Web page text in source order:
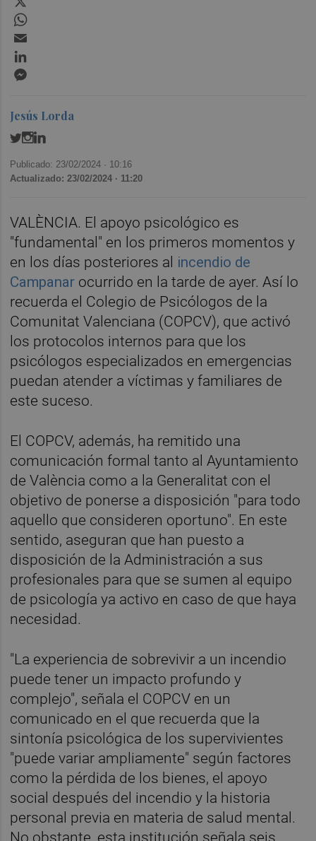
Jesús Lorda
Publicado: 23/02/2024 · 10:16
Actualizado: 23/02/2024 · 11:20
VALÈNCIA. El apoyo psicológico es
"fundamental" en los primeros momentos y
en los días posteriores al incendio de
Campanar ocurrido en la tarde de ayer. Así lo
recuerda el Colegio de Psicólogos de la
Comunitat Valenciana (COPCV), que activó
los protocolos internos para que los
psicólogos especializados en emergencias
puedan atender a víctimas y familiares de
este suceso.
El COPCV, además, ha remitido una
comunicación formal tanto al Ayuntamiento
de València como a la Generalitat con el
objetivo de ponerse a disposición "para todo
aquello que consideren oportuno". En este
sentido, aseguran que han puesto a
disposición de la Administración a sus
profesionales para que se sumen al equipo
de psicología ya activo en caso de que haya
necesidad.
"La experiencia de sobrevivir a un incendio
puede tener un impacto profundo y
complejo", señala el COPCV en un
comunicado en el que recuerda que la
sintonía psicológica de los supervivientes
"puede variar ampliamente" según factores
como la pérdida de los bienes, el apoyo
social después del incendio y la historia
personal previa en materia de salud mental.
No obstante, esta institución señala seis